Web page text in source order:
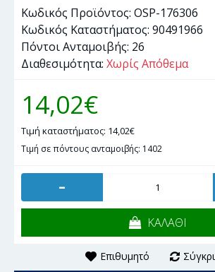
Κωδικός Προϊόντος: OSP-176306
Κωδικός Καταστήματος: 90491966
Πόντοι Ανταμοιβής: 26
Διαθεσιμότητα: Χωρίς Απόθεμα
14,02€
Τιμή καταστήματος: 14,02€
Τιμή σε πόντους ανταμοιβής: 1402
-
ΚΑΛΑΘΙ
Επιθυμητό